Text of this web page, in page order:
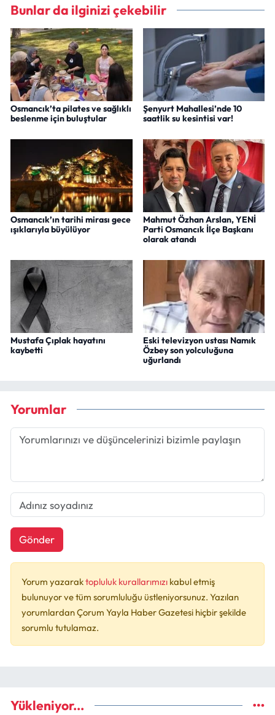
Bunlar da ilginizi çekebilir
Osmancık’ta pilates ve sağlıklı
beslenme için buluştular
Şenyurt Mahallesi’nde 10
saatlik su kesintisi var!
Osmancık’ın tarihi mirası gece
ışıklarıyla büyülüyor
Mahmut Özhan Arslan, YENİ
Parti Osmancık İlçe Başkanı
olarak atandı
Mustafa Çıplak hayatını
kaybetti
Eski televizyon ustası Namık
Özbey son yolculuğuna
uğurlandı
Yorumlar
Gönder
Yorum yazaraktopluluk kurallarımızı kabul etmiş
bulunuyor ve tüm sorumluluğu üstleniyorsunuz. Yazılan
yorumlardan Çorum Yayla Haber Gazetesi hiçbir şekilde
sorumlu tutulamaz.
Yükleniyor...